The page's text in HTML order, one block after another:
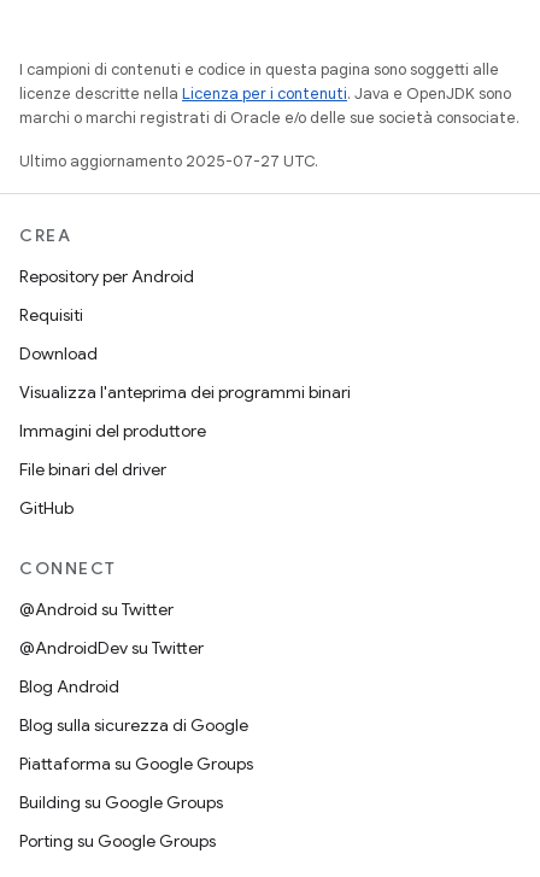
I campioni di contenuti e codice in questa pagina sono soggetti alle
licenze descritte nella Licenza per i contenuti. Java e OpenJDK sono
marchi o marchi registrati di Oracle e/o delle sue società consociate.
Ultimo aggiornamento 2025-07-27 UTC.
CREA
Repository per Android
Requisiti
Download
Visualizza l'anteprima dei programmi binari
Immagini del produttore
File binari del driver
GitHub
CONNECT
@Android su Twitter
@AndroidDev su Twitter
Blog Android
Blog sulla sicurezza di Google
Piattaforma su Google Groups
Building su Google Groups
Porting su Google Groups